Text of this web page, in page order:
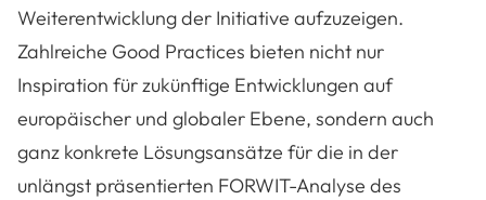
Weiterentwicklung der Initiative aufzuzeigen.
Zahlreiche Good Practices bieten nicht nur
Inspiration für zukünftige Entwicklungen auf
europäischer und globaler Ebene, sondern auch
ganz konkrete Lösungsansätze für die in der
unlängst präsentierten FORWIT-Analyse des